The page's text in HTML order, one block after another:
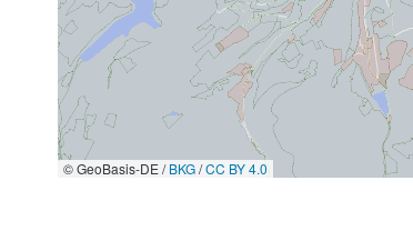
© GeoBasis-DE /BKG/CC BY 4.0